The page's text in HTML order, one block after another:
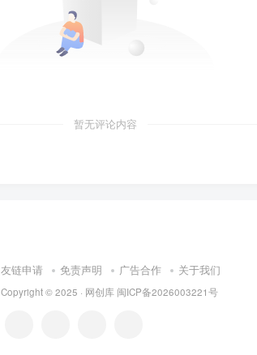
暂无评论内容
友链申请 免责声明 广告合作 关于我们
Copyright © 2025 · 网创库 闽ICP备2026003221号